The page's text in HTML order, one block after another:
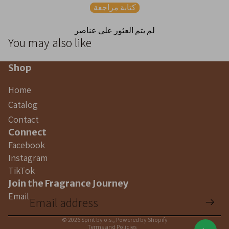
كتابة مراجعة
لم يتم العثور على عناصر
You may also like
Shop
Home
Catalog
Contact
Connect
Facebook
Instagram
TikTok
Join the Fragrance Journey
Email
© 2026 Spirit by o.s.
Powered by Shopify
Terms and Policies
Privacy policy